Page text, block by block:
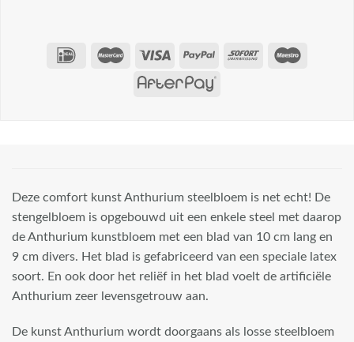
Deze comfort kunst Anthurium steelbloem is net echt! De
stengelbloem is opgebouwd uit een enkele steel met daarop
de Anthurium kunstbloem met een blad van 10 cm lang en
9 cm divers. Het blad is gefabriceerd van een speciale latex
soort. En ook door het reliëf in het blad voelt de artificiële
Anthurium zeer levensgetrouw aan.
De kunst Anthurium wordt doorgaans als losse steelbloem